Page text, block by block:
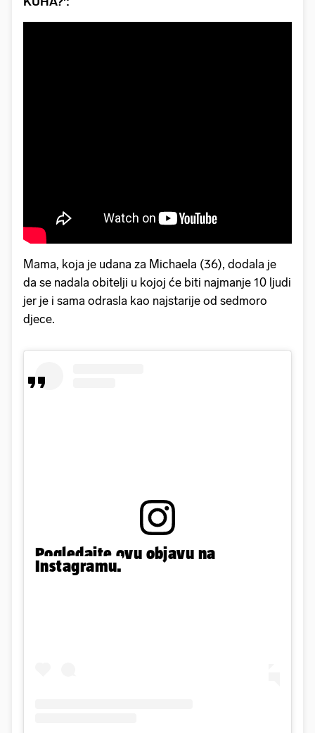
Mama, koja je udana za Michaela (36), dodala je
da se nadala obitelji u kojoj će biti najmanje 10 ljudi
jer je i sama odrasla kao najstarije od sedmoro
djece.
Pogledajte ovu objavu na
Instagramu.